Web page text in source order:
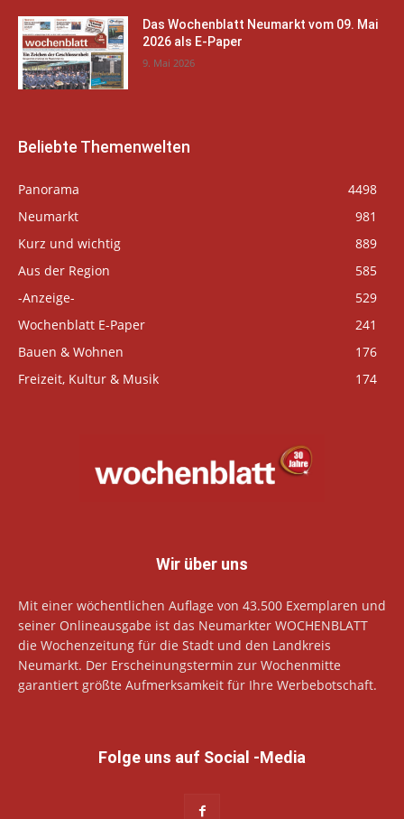
Das Wochenblatt Neumarkt vom 09. Mai
2026 als E-Paper
9. Mai 2026
Beliebte Themenwelten
Panorama
4498
Neumarkt
981
Kurz und wichtig
889
Aus der Region
585
-Anzeige-
529
Wochenblatt E-Paper
241
Bauen & Wohnen
176
Freizeit, Kultur & Musik
174
Wir über uns
Mit einer wöchentlichen Auflage von 43.500 Exemplaren und
seiner Onlineausgabe ist das Neumarkter WOCHENBLATT
die Wochenzeitung für die Stadt und den Landkreis
Neumarkt. Der Erscheinungstermin zur Wochenmitte
garantiert größte Aufmerksamkeit für Ihre Werbebotschaft.
Folge uns auf Social -Media